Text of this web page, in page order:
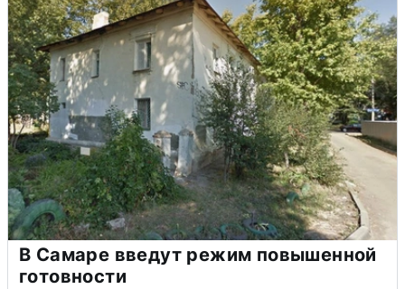
В Самаре введут режим повышенной
готовности